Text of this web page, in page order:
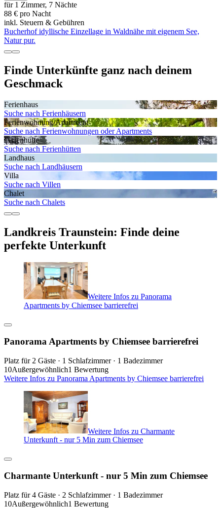
für 1 Zimmer, 7 Nächte
88 € pro Nacht
inkl. Steuern & Gebühren
Bucherhof idyllische Einzellage in Waldnähe mit eigenem See,
Natur pur.
Finde Unterkünfte ganz nach deinem
Geschmack
Ferienhaus
Suche nach Ferienhäusern
Ferienwohnung/Apartment
Suche nach Ferienwohnungen oder Apartments
Ferienhütte
Suche nach Ferienhütten
Landhaus
Suche nach Landhäusern
Villa
Suche nach Villen
Chalet
Suche nach Chalets
Landkreis Traunstein: Finde deine
perfekte Unterkunft
Weitere Infos zu Panorama
Apartments by Chiemsee barrierefrei
Panorama Apartments by Chiemsee barrierefrei
Platz für 2 Gäste · 1 Schlafzimmer · 1 Badezimmer
10Außergewöhnlich1 Bewertung
Weitere Infos zu Panorama Apartments by Chiemsee barrierefrei
Weitere Infos zu Charmante
Unterkunft - nur 5 Min zum Chiemsee
Charmante Unterkunft - nur 5 Min zum Chiemsee
Platz für 4 Gäste · 2 Schlafzimmer · 1 Badezimmer
10Außergewöhnlich1 Bewertung